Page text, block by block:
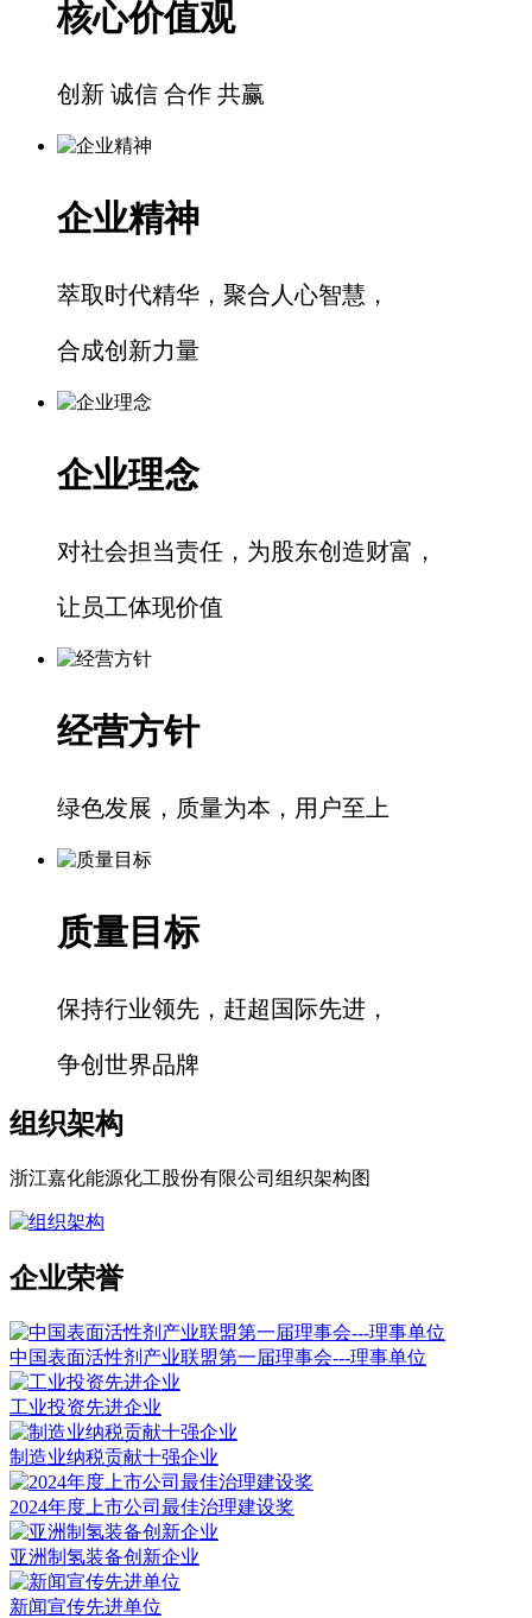
核心价值观
创新 诚信 合作 共赢
企业精神
萃取时代精华，聚合人心智慧，
合成创新力量
企业理念
对社会担当责任，为股东创造财富，
让员工体现价值
经营方针
绿色发展，质量为本，用户至上
质量目标
保持行业领先，赶超国际先进，
争创世界品牌
组织架构
浙江嘉化能源化工股份有限公司组织架构图
企业荣誉
中国表面活性剂产业联盟第一届理事会---理事单位
工业投资先进企业
制造业纳税贡献十强企业
2024年度上市公司最佳治理建设奖
亚洲制氢装备创新企业
新闻宣传先进单位